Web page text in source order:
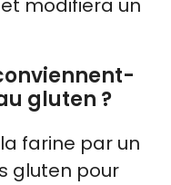
modifiera un
gluten ?
farine par un
gluten pour